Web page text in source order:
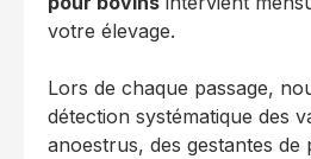
votre élevage.
Lors de chaque passage,
détection systématique des
anoestrus, des gestantes de